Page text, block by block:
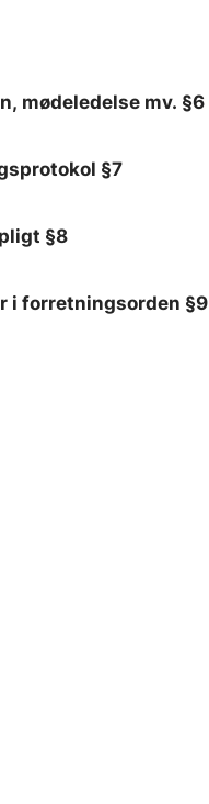
mødeledelse mv. §6
§7
§8
i forretningsorden §9